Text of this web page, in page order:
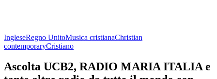
IngleseRegno UnitoMusica cristianaChristian
contemporaryCristiano
Ascolta UCB2, RADIO MARIA ITALIA e